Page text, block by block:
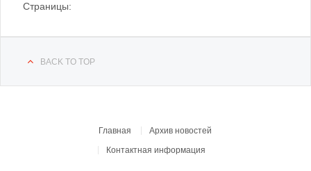
Страницы:
BACK TO TOP
Главная
Архив новостей
Контактная информация